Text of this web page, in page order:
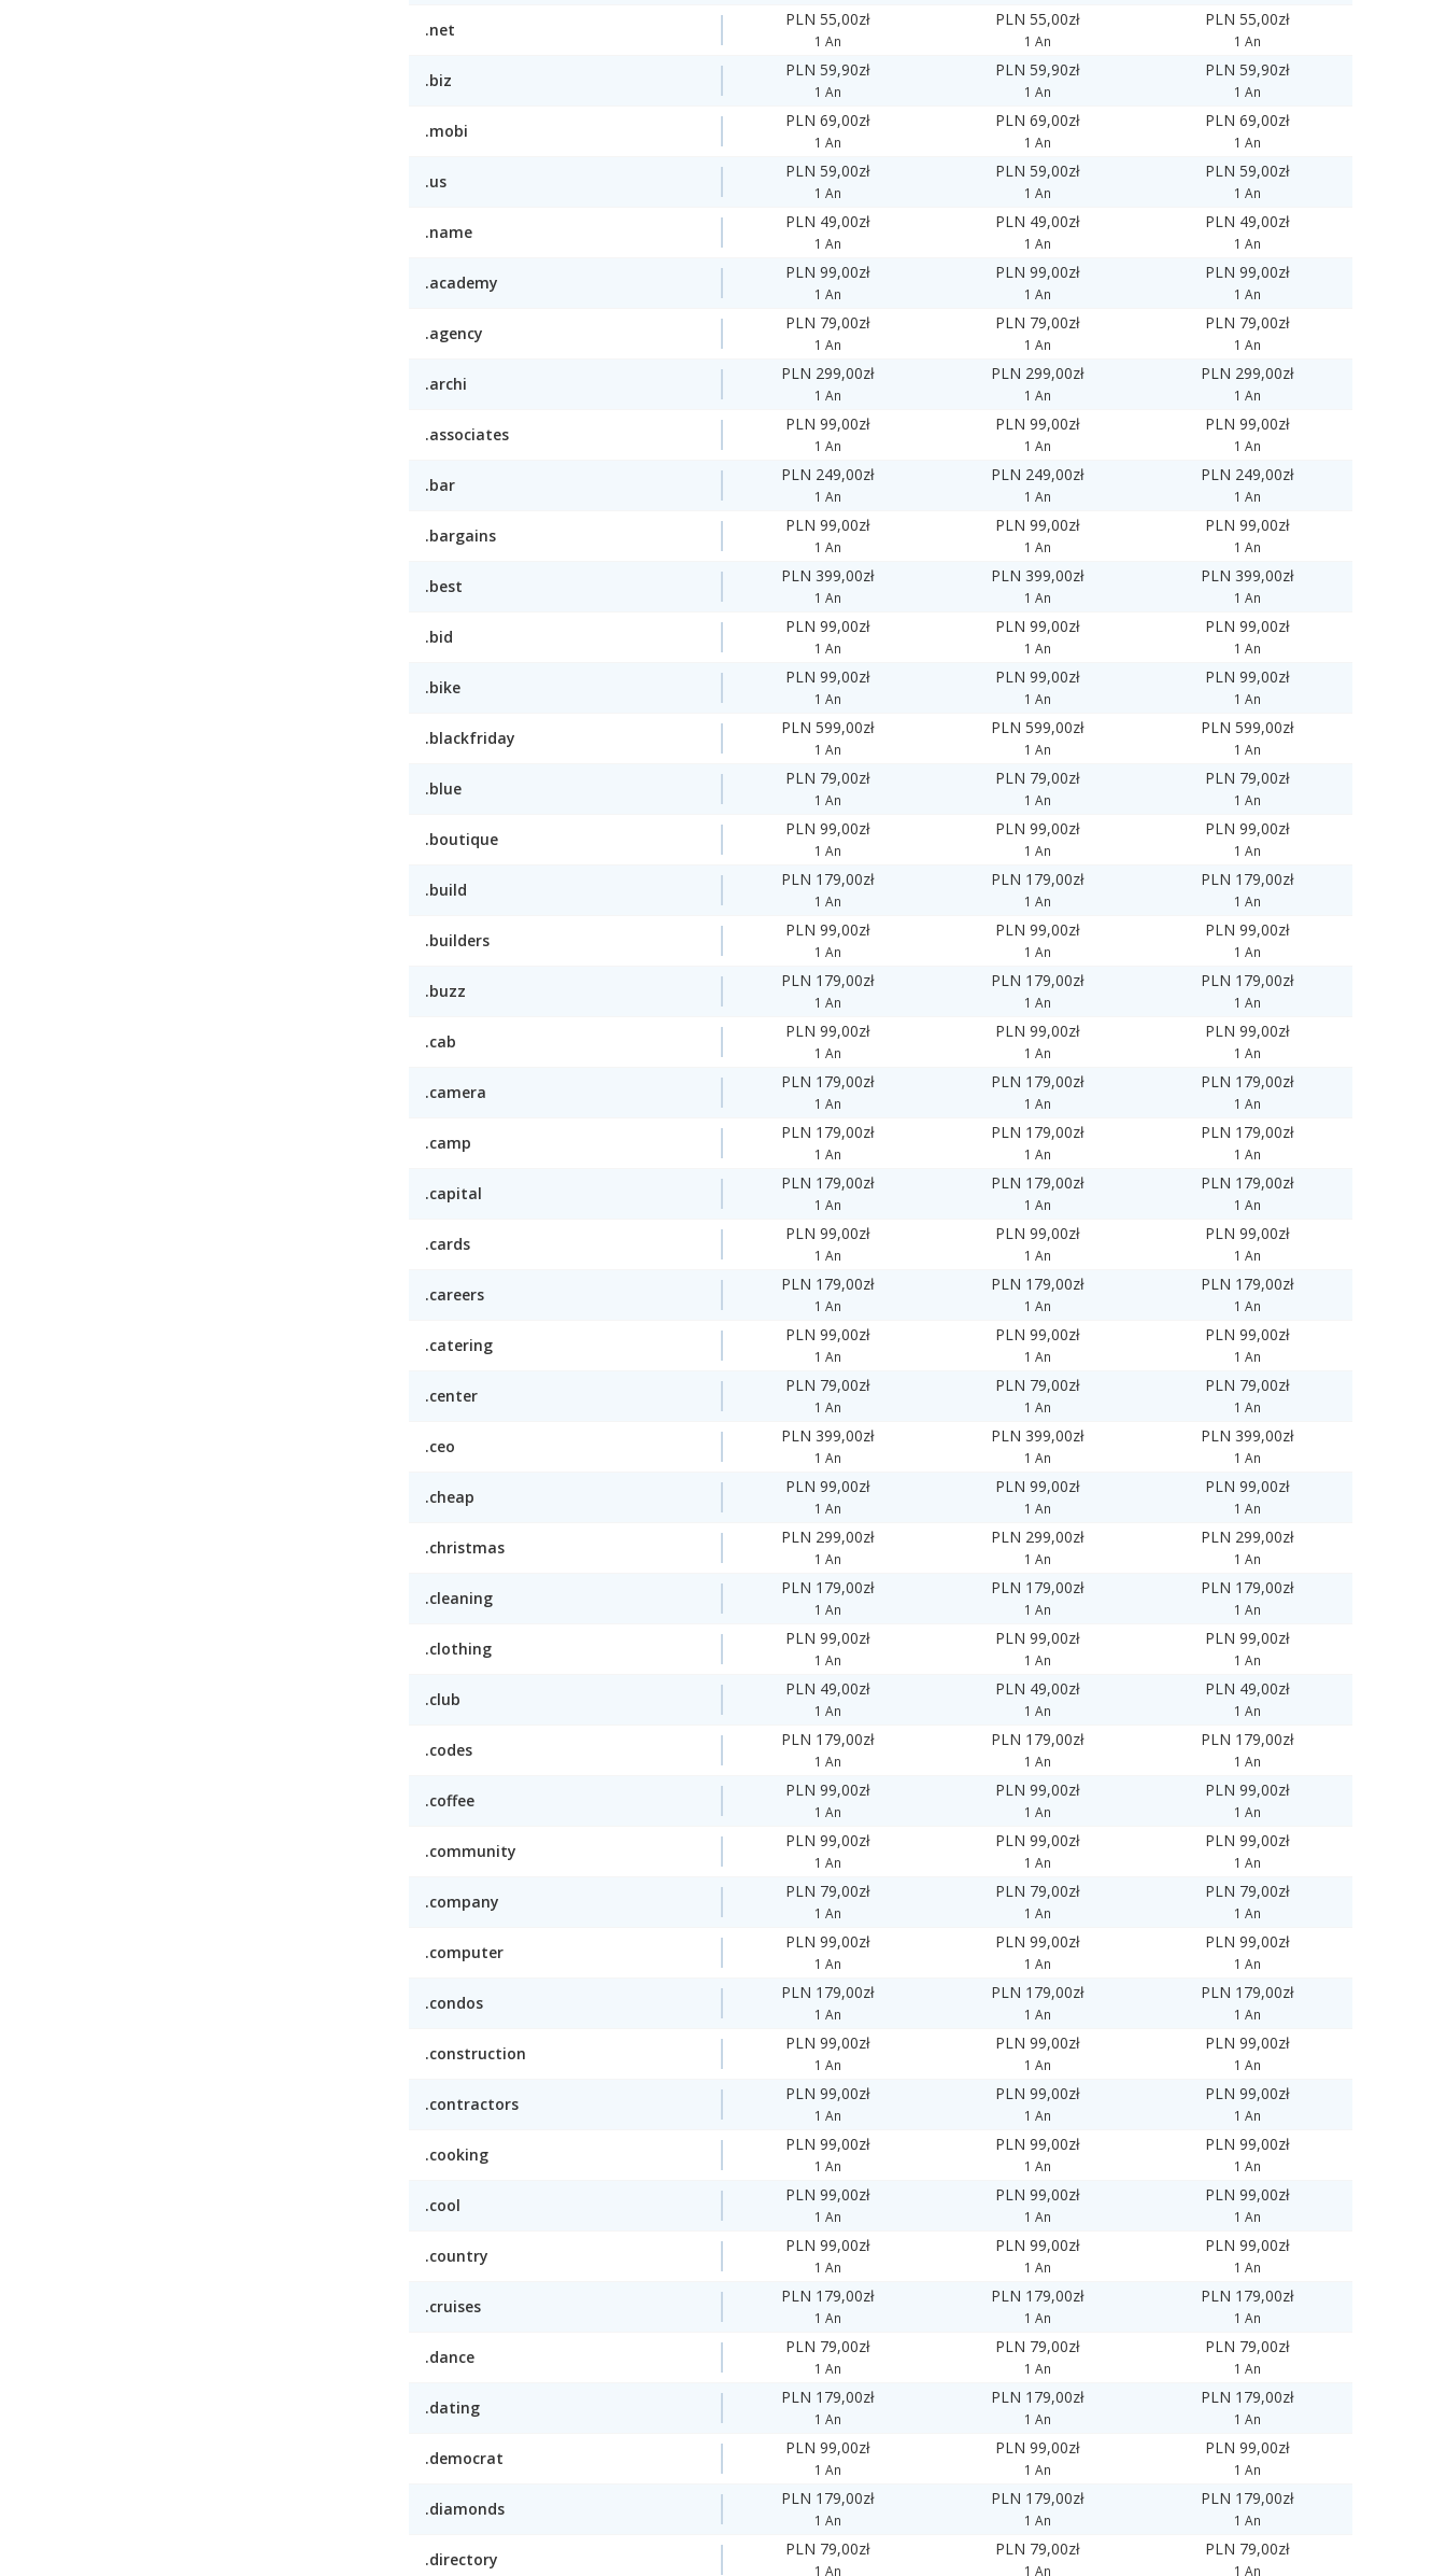
.net
PLN 55,00zł
1 An
PLN 55,00zł
1 An
PLN 55,00zł
1 An
.biz
PLN 59,90zł
1 An
PLN 59,90zł
1 An
PLN 59,90zł
1 An
.mobi
PLN 69,00zł
1 An
PLN 69,00zł
1 An
PLN 69,00zł
1 An
.us
PLN 59,00zł
1 An
PLN 59,00zł
1 An
PLN 59,00zł
1 An
.name
PLN 49,00zł
1 An
PLN 49,00zł
1 An
PLN 49,00zł
1 An
.academy
PLN 99,00zł
1 An
PLN 99,00zł
1 An
PLN 99,00zł
1 An
.agency
PLN 79,00zł
1 An
PLN 79,00zł
1 An
PLN 79,00zł
1 An
.archi
PLN 299,00zł
1 An
PLN 299,00zł
1 An
PLN 299,00zł
1 An
.associates
PLN 99,00zł
1 An
PLN 99,00zł
1 An
PLN 99,00zł
1 An
.bar
PLN 249,00zł
1 An
PLN 249,00zł
1 An
PLN 249,00zł
1 An
.bargains
PLN 99,00zł
1 An
PLN 99,00zł
1 An
PLN 99,00zł
1 An
.best
PLN 399,00zł
1 An
PLN 399,00zł
1 An
PLN 399,00zł
1 An
.bid
PLN 99,00zł
1 An
PLN 99,00zł
1 An
PLN 99,00zł
1 An
.bike
PLN 99,00zł
1 An
PLN 99,00zł
1 An
PLN 99,00zł
1 An
.blackfriday
PLN 599,00zł
1 An
PLN 599,00zł
1 An
PLN 599,00zł
1 An
.blue
PLN 79,00zł
1 An
PLN 79,00zł
1 An
PLN 79,00zł
1 An
.boutique
PLN 99,00zł
1 An
PLN 99,00zł
1 An
PLN 99,00zł
1 An
.build
PLN 179,00zł
1 An
PLN 179,00zł
1 An
PLN 179,00zł
1 An
.builders
PLN 99,00zł
1 An
PLN 99,00zł
1 An
PLN 99,00zł
1 An
.buzz
PLN 179,00zł
1 An
PLN 179,00zł
1 An
PLN 179,00zł
1 An
.cab
PLN 99,00zł
1 An
PLN 99,00zł
1 An
PLN 99,00zł
1 An
.camera
PLN 179,00zł
1 An
PLN 179,00zł
1 An
PLN 179,00zł
1 An
.camp
PLN 179,00zł
1 An
PLN 179,00zł
1 An
PLN 179,00zł
1 An
.capital
PLN 179,00zł
1 An
PLN 179,00zł
1 An
PLN 179,00zł
1 An
.cards
PLN 99,00zł
1 An
PLN 99,00zł
1 An
PLN 99,00zł
1 An
.careers
PLN 179,00zł
1 An
PLN 179,00zł
1 An
PLN 179,00zł
1 An
.catering
PLN 99,00zł
1 An
PLN 99,00zł
1 An
PLN 99,00zł
1 An
.center
PLN 79,00zł
1 An
PLN 79,00zł
1 An
PLN 79,00zł
1 An
.ceo
PLN 399,00zł
1 An
PLN 399,00zł
1 An
PLN 399,00zł
1 An
.cheap
PLN 99,00zł
1 An
PLN 99,00zł
1 An
PLN 99,00zł
1 An
.christmas
PLN 299,00zł
1 An
PLN 299,00zł
1 An
PLN 299,00zł
1 An
.cleaning
PLN 179,00zł
1 An
PLN 179,00zł
1 An
PLN 179,00zł
1 An
.clothing
PLN 99,00zł
1 An
PLN 99,00zł
1 An
PLN 99,00zł
1 An
.club
PLN 49,00zł
1 An
PLN 49,00zł
1 An
PLN 49,00zł
1 An
.codes
PLN 179,00zł
1 An
PLN 179,00zł
1 An
PLN 179,00zł
1 An
.coffee
PLN 99,00zł
1 An
PLN 99,00zł
1 An
PLN 99,00zł
1 An
.community
PLN 99,00zł
1 An
PLN 99,00zł
1 An
PLN 99,00zł
1 An
.company
PLN 79,00zł
1 An
PLN 79,00zł
1 An
PLN 79,00zł
1 An
.computer
PLN 99,00zł
1 An
PLN 99,00zł
1 An
PLN 99,00zł
1 An
.condos
PLN 179,00zł
1 An
PLN 179,00zł
1 An
PLN 179,00zł
1 An
.construction
PLN 99,00zł
1 An
PLN 99,00zł
1 An
PLN 99,00zł
1 An
.contractors
PLN 99,00zł
1 An
PLN 99,00zł
1 An
PLN 99,00zł
1 An
.cooking
PLN 99,00zł
1 An
PLN 99,00zł
1 An
PLN 99,00zł
1 An
.cool
PLN 99,00zł
1 An
PLN 99,00zł
1 An
PLN 99,00zł
1 An
.country
PLN 99,00zł
1 An
PLN 99,00zł
1 An
PLN 99,00zł
1 An
.cruises
PLN 179,00zł
1 An
PLN 179,00zł
1 An
PLN 179,00zł
1 An
.dance
PLN 79,00zł
1 An
PLN 79,00zł
1 An
PLN 79,00zł
1 An
.dating
PLN 179,00zł
1 An
PLN 179,00zł
1 An
PLN 179,00zł
1 An
.democrat
PLN 99,00zł
1 An
PLN 99,00zł
1 An
PLN 99,00zł
1 An
.diamonds
PLN 179,00zł
1 An
PLN 179,00zł
1 An
PLN 179,00zł
1 An
.directory
PLN 79,00zł
1 An
PLN 79,00zł
1 An
PLN 79,00zł
1 An